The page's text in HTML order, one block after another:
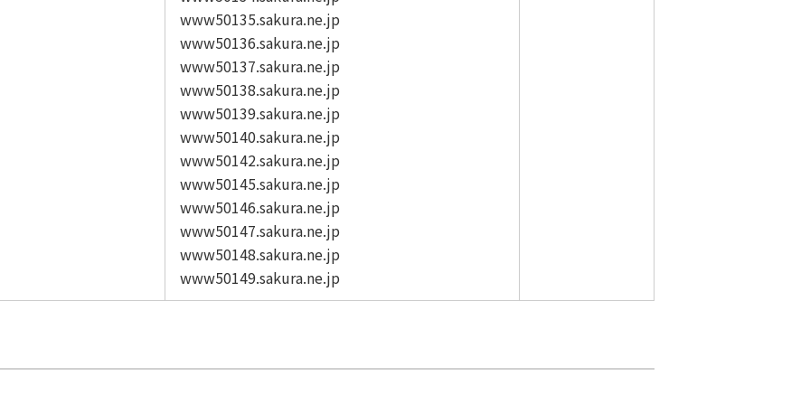
www50135.sakura.ne.jp
www50136.sakura.ne.jp
www50137.sakura.ne.jp
www50138.sakura.ne.jp
www50139.sakura.ne.jp
www50140.sakura.ne.jp
www50142.sakura.ne.jp
www50145.sakura.ne.jp
www50146.sakura.ne.jp
www50147.sakura.ne.jp
www50148.sakura.ne.jp
www50149.sakura.ne.jp